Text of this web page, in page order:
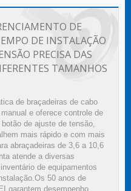
DE
DE INSTALAÇÃO
PRECISA DAS
TAMANHOS
de braçadeiras de cabo
e oferece controle de
de ajuste de tensão,
mais rápido e com mais
abraçadeiras de 3,6 a 10,6
atende a diversas
de equipamentos
50 anos de
garantem desempenho